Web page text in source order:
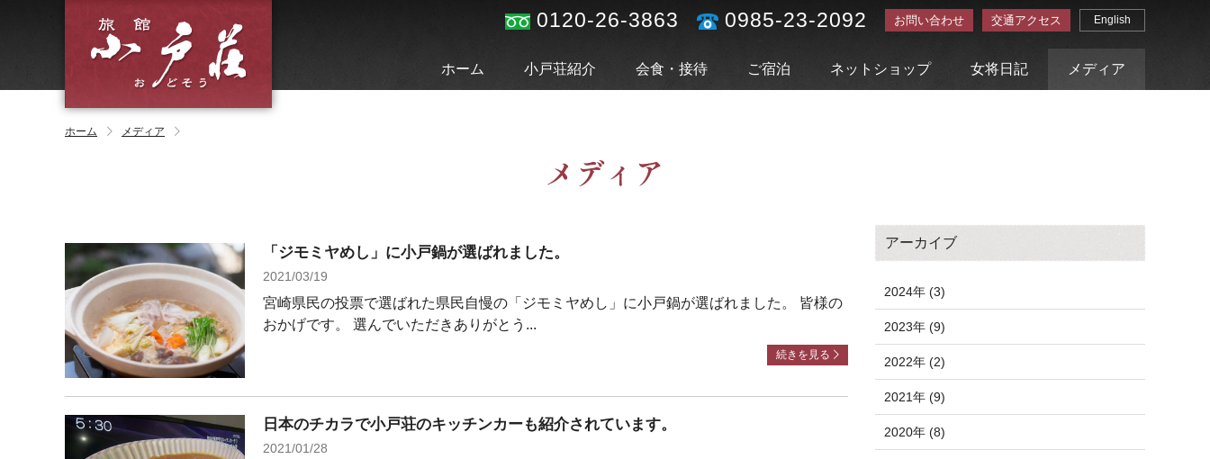
0120-26-3863 0985-23-2092 お問い合わせ 交通アクセス English
ホーム 小戸荘紹介 会食・接待 ご宿泊 ネットショップ 女将日記 メディア
ホーム メディア
メディア
「ジモミヤめし」に小戸鍋が選ばれました。
2021/03/19
宮崎県民の投票で選ばれた県民自慢の「ジモミヤめし」に小戸鍋が選ばれました。 皆様の
おかげです。 選んでいただきありがとう...
続きを見る
日本のチカラで小戸荘のキッチンカーも紹介されています。
2021/01/28
アーカイブ
2024年 (3)
2023年 (9)
2022年 (2)
2021年 (9)
2020年 (8)